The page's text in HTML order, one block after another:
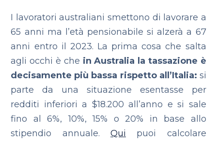
I lavoratori australiani smettono di lavorare a
65 anni ma l’età pensionabile si alzerà a 67
anni entro il 2023. La prima cosa che salta
agli occhi è che in Australia la tassazione è
decisamente più bassa rispetto all’Italia: si
parte da una situazione esentasse per
redditi inferiori a $18.200 all’anno e si sale
fino al 6%, 10%, 15% o 20% in base allo
stipendio annuale. Qui puoi calcolare